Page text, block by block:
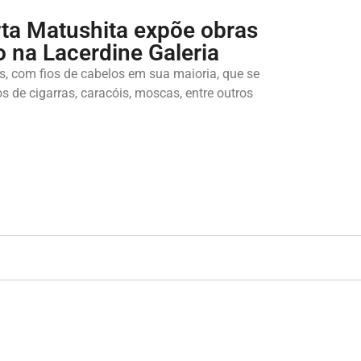
Matushita expõe obras
Lacerdine Galeria
com fios de cabelos em sua maioria, que se
de cigarras, caracóis, moscas, entre outros